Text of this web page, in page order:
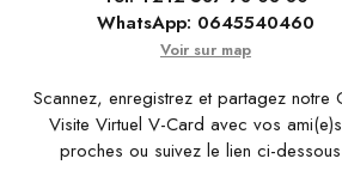
WhatsApp: 0645540460
Voir sur map
Scannez, enregistrez et partagez notre
Visite Virtuel V-Card avec vos
proches ou suivez le lien ci-